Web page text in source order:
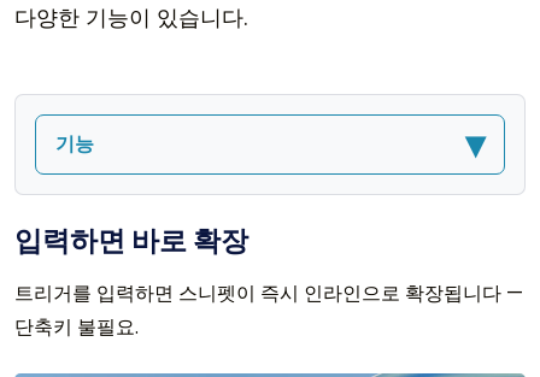
다양한 기능이 있습니다.
기능 ▾
입력하면 바로 확장
트리거를 입력하면 스니펫이 즉시 인라인으로 확장됩니다 —
단축키 불필요.